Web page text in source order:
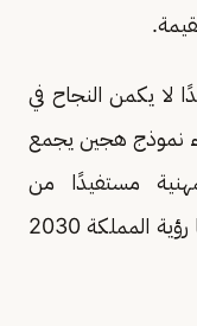
لا يكمن النجاح في
نموذج هجين يجمع
مستفيدًا من
التحولات الاقتصادية الكبرى التي تقودها رؤية المملكة 2030